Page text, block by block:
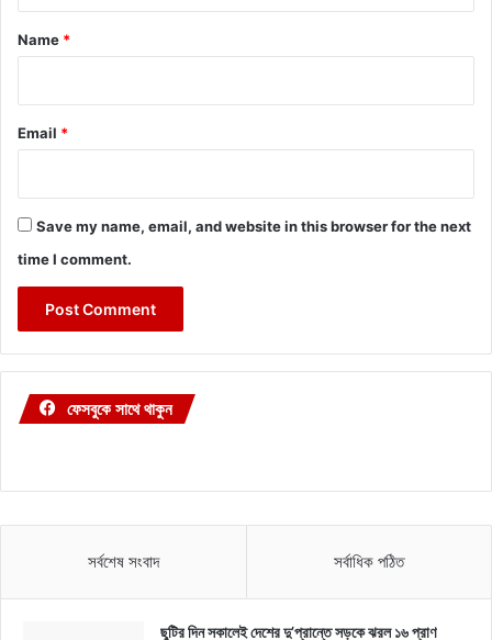
*
Name *
Email *
Save my name, email, and website in this browser for the next
time I comment.
ফেসবুকে সাথে থাকুন
সর্বশেষ সংবাদ সর্বাধিক পঠিত
ছুটির দিন সকালেই দেশের দু’প্রান্তে সড়কে ঝরল ১৬ প্রাণ